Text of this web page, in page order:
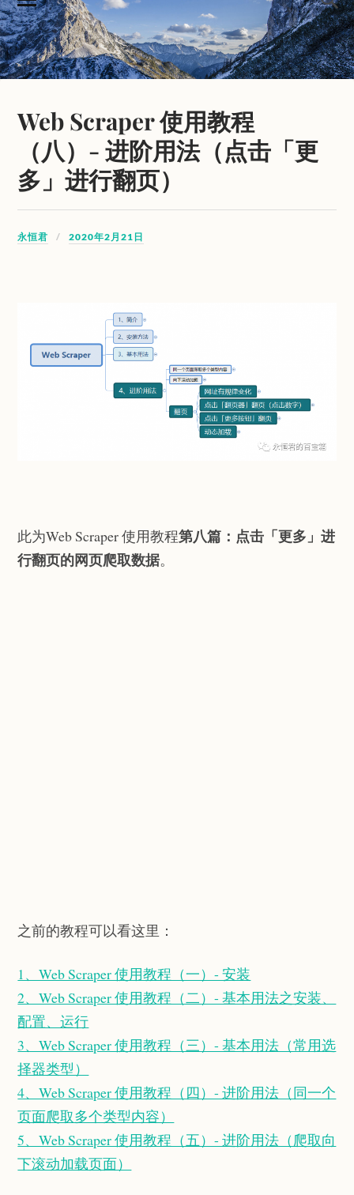
Web Scraper 使用教程
（八）- 进阶用法（点击「更
多」进行翻页）
永恒君 2020年2月21日
此为Web Scraper 使用教程第八篇： 点击「更多」进
行翻页的网页爬取数据。
之前的教程可以看这里：
1、Web Scraper 使用教程（一）- 安装
2、Web Scraper 使用教程（二）- 基本用法之安装、
配置、运行
3、Web Scraper 使用教程（三）- 基本用法（常用选
择器类型）
4、Web Scraper 使用教程（四）- 进阶用法（同一个
页面爬取多个类型内容）
5、Web Scraper 使用教程（五）- 进阶用法（爬取向
下滚动加载页面）